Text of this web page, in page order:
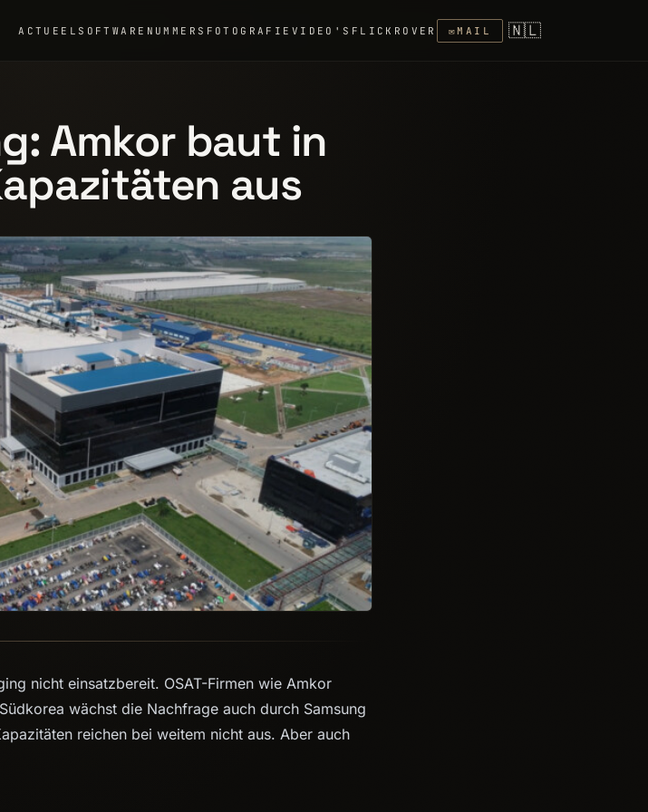
ACTUEEL SOFTWARE NUMMERS FOTOGRAFIE VIDEO'S FLICKR OVER ✉MAIL 🇳🇱
Amkor baut in
aus
nicht einsatzbereit. OSAT-Firmen wie Amkor
wächst die Nachfrage auch durch Samsung
reichen bei weitem nicht aus. Aber auch